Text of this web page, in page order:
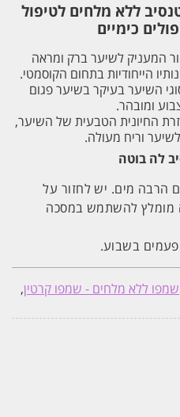
ללא מלחים לטיפול
כימיים
המעניק לשיער ברק ומראה
הייחודיות בתחום הקוסמטי.
השיער בעיקר בשיער פגום
ומובהר.
החיונית הטבעית של השיער,
וריח מעולה.
לה בוטה
הרבה מים. יש לחזור על
מומלץ להשתמש במסכה
שמפו ללא מלחים - שמפו קרטין,